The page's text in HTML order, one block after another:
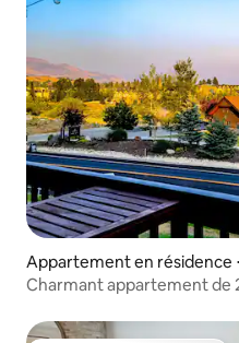
Appartement en résidence
Charmant appartement de